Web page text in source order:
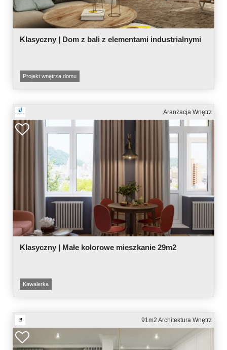
Klasyczny | Dom z bali z elementami industrialnymi
Projekt wnętrza domu
Aranżacja Wnętrz
Klasyczny | Małe kolorowe mieszkanie 29m2
Kawalerka
91m2 Architektura Wnętrz